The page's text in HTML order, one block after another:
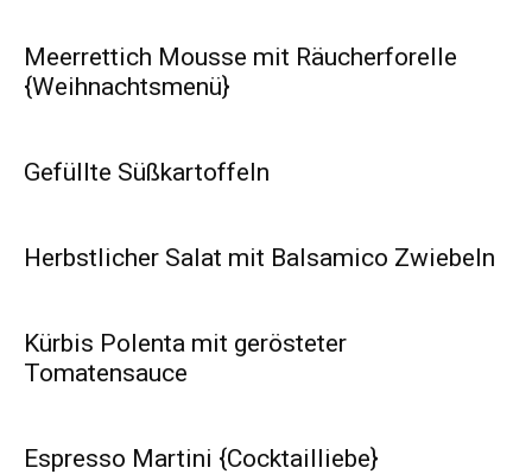
Meerrettich Mousse mit Räucherforelle
{Weihnachtsmenü}
Gefüllte Süßkartoffeln
Herbstlicher Salat mit Balsamico Zwiebeln
Kürbis Polenta mit gerösteter
Tomatensauce
Espresso Martini {Cocktailliebe}